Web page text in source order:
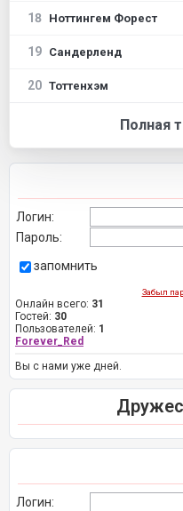
18 Ноттингем Форест
19 Сандерленд
20 Тоттенхэм
Полная
Логин:
Пароль:
запомнить
Забыл
Онлайн всего: 31
Гостей: 30
Пользователей: 1
Forever_Red
Вы с нами уже дней.
Логин: